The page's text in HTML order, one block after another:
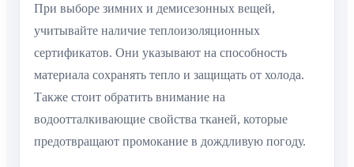
При выборе зимних и демисезонных вещей,
учитывайте наличие теплоизоляционных
сертификатов. Они указывают на способность
материала сохранять тепло и защищать от холода.
Также стоит обратить внимание на
водоотталкивающие свойства тканей, которые
предотвращают промокание в дождливую погоду.